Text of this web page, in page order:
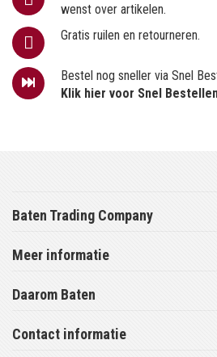
wenst over artikelen.
Gratis ruilen en retourneren.
Bestel nog sneller via Snel
Klik hier voor Snel
Baten Trading Company
Meer informatie
Daarom Baten
Contact informatie